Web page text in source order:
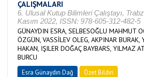
ÇALIŞMALARI
6. Ulusal Kutup Bilimleri Çalıştayı,
Kasım 2022, ISSN: 978-605-312-482-5
GÜNAYDIN ESRA, SELBESOĞLU MAHMUT
ÖZGÜN, VASSİLEV OLEG, AKPINAR BURAK,
HAKAN, IŞILER DOĞAÇ BAYBARS, YILMAZ
BURCU
Esra Günaydın Dağ Özet Bildiri